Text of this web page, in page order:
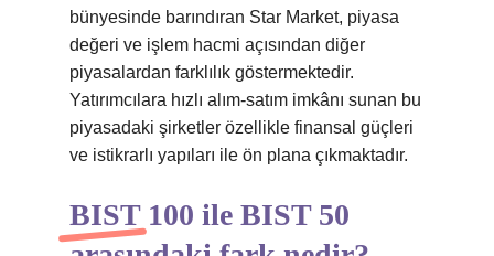
bünyesinde barındıran Star Market, piyasa
değeri ve işlem hacmi açısından diğer
piyasalardan farklılık göstermektedir.
Yatırımcılara hızlı alım-satım imkânı sunan bu
piyasadaki şirketler özellikle finansal güçleri
ve istikrarlı yapıları ile ön plana çıkmaktadır.
BIST 100 ile BIST 50